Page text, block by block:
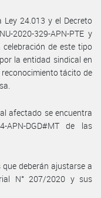
24.013 y el Decreto
2020-329-APN-PTE y
de este tipo
la entidad sindical en
tácito de
afectado se encuentra
DGD#MT de las
deberán ajustarse a
N° 207/2020 y sus